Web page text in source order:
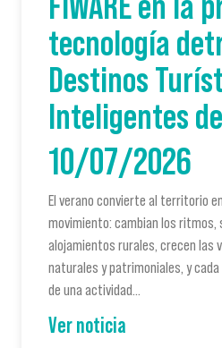
tecnología
Destinos
Inteligentes
10/07/2026
El verano convierte al territorio
movimiento: cambian los ritmos,
alojamientos rurales, crecen las
naturales y patrimoniales, y
de una actividad…
Ver noticia